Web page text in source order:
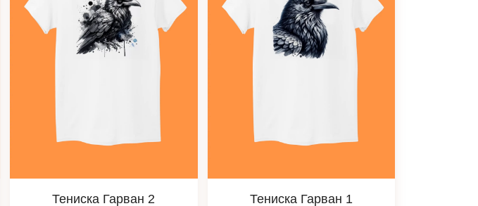
Тениска Гарван 2 Тениска Гарван 1